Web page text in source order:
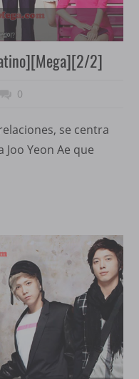
2]
0
se centra
Yeon Ae que